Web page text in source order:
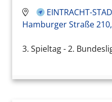
EINTRACHT-
Hamburger Straße
3. Spieltag - 2.